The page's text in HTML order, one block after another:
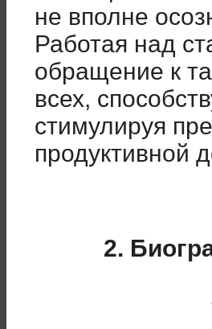
не вполне
Работая над
обращение к
всех,
стимулируя
продуктивной
2.